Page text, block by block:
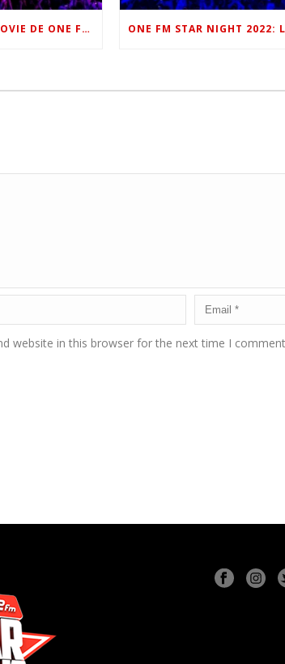
DÉCOUVREZ L’AFTERMOVIE DE ONE FM STAR NIGHT 2022 !
website in this browser for the next time I